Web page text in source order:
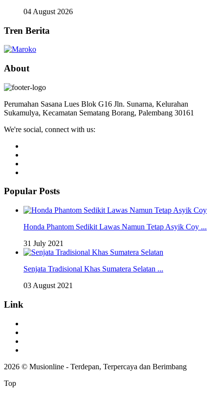
04 August 2026
Tren Berita
About
Perumahan Sasana Lues Blok G16 Jln. Sunarna, Kelurahan
Sukamulya, Kecamatan Sematang Borang, Palembang 30161
We're social, connect with us:
Popular Posts
Honda Phantom Sedikit Lawas Namun Tetap Asyik Coy ...
31 July 2021
Senjata Tradisional Khas Sumatera Selatan ...
03 August 2021
Link
2026 © Musionline - Terdepan, Terpercaya dan Berimbang
Top